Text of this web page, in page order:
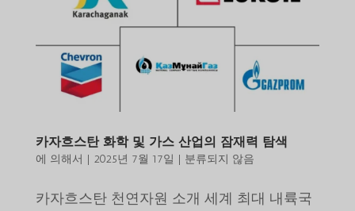
카자흐스탄 화학 및 가스 산업의 잠재력 탐색
에 의해서 2025년 7월 17일 분류되지 않음
카자흐스탄 천연자원 소개 세계 최대 내륙국